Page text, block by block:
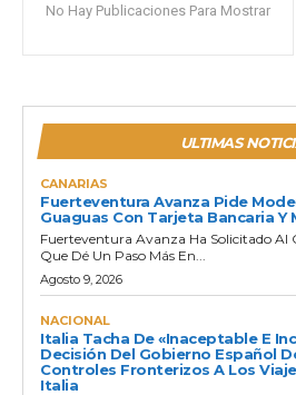
No Hay Publicaciones Para Mostrar
ULTIMAS
CANARIAS
Fuerteventura Avanza Pide
Guaguas Con Tarjeta Bancaria Y
Fuerteventura Avanza Ha Solicitado Al
Que Dé Un Paso Más En...
Agosto 9, 2026
NACIONAL
Italia Tacha De «inaceptable E
Decisión Del Gobierno Español
Controles Fronterizos A Los
Italia